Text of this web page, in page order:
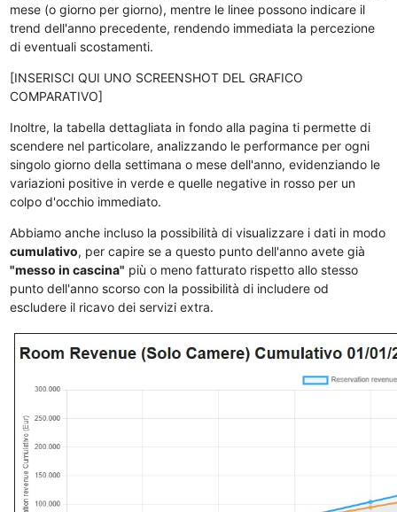
mese (o giorno per giorno), mentre le linee possono indicare il
trend dell'anno precedente, rendendo immediata la percezione
di eventuali scostamenti.
[INSERISCI QUI UNO SCREENSHOT DEL GRAFICO
COMPARATIVO]
Inoltre, la tabella dettagliata in fondo alla pagina ti permette di
scendere nel particolare, analizzando le performance per ogni
singolo giorno della settimana o mese dell'anno, evidenziando le
variazioni positive in verde e quelle negative in rosso per un
colpo d'occhio immediato.
Abbiamo anche incluso la possibilità di visualizzare i dati in modo
cumulativo, per capire se a questo punto dell'anno avete già
"messo in cascina" più o meno fatturato rispetto allo stesso
punto dell'anno scorso con la possibilità di includere od
escludere il ricavo dei servizi extra.